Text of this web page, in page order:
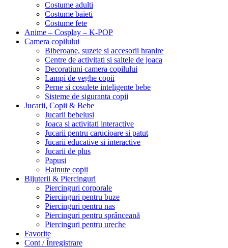
Costume adulti
Costume baieti
Costume fete
Anime – Cosplay – K‑POP
Camera copilului
Biberoane, suzete si accesorii hranire
Centre de activitati si saltele de joaca
Decoratiuni camera copilului
Lampi de veghe copii
Perne si cosulete inteligente bebe
Sisteme de siguranta copii
Jucarii, Copii & Bebe
Jucarii bebelusi
Joaca si activitati interactive
Jucarii pentru carucioare si patut
Jucarii educative si interactive
Jucarii de plus
Papusi
Hainute copii
Bijuterii & Piercinguri
Piercinguri corporale
Piercinguri pentru buze
Piercinguri pentru nas
Piercinguri pentru sprânceană
Piercinguri pentru ureche
Favorite
Cont / Înregistrare